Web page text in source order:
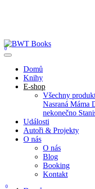
0
Domů
Knihy
E-shop
Všechny
Nasraná Máma
nekonečno
Události
Autoři & Projekty
O nás
O nás
Blog
Booking
Kontakt
0